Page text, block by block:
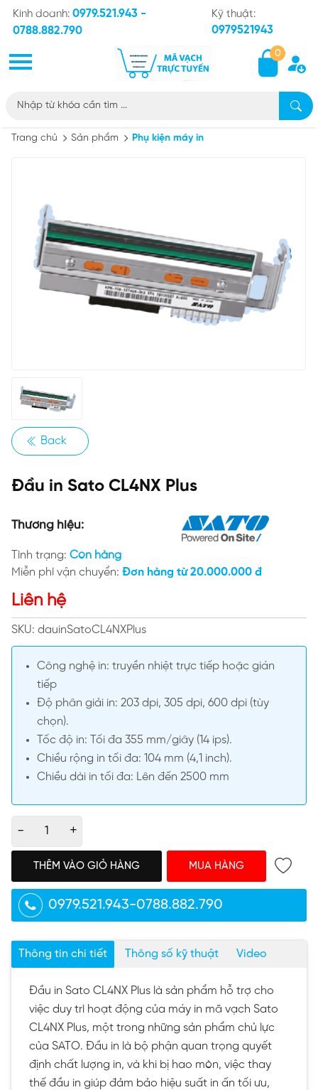
Kinh doanh: 0979.521.943 -
0788.882.790
Kỹ thuật:
0979521943
0
Trang chủ Sản phẩm Phụ kiện máy in
Back
Đầu in Sato CL4NX Plus
Thương hiệu:
Tình trạng:Còn hàng
Miễn phí vận chuyển:Đơn hàng từ 20.000.000 đ
Liên hệ
SKU: dauinSatoCL4NXPlus
Công nghệ in: truyền nhiệt trực tiếp hoặc gián
tiếp
Độ phân giải in: 203 dpi, 305 dpi, 600 dpi (tùy
chọn).
Tốc độ in: Tối đa 355 mm/giây (14 ips).
Chiều rộng in tối đa: 104 mm (4,1 inch).
Chiều dài in tối đa: Lên đến 2500 mm
- +
THÊM VÀO GIỎ HÀNG MUA HÀNG
0979.521.943-0788.882.790
Thông tin chi tiết Thông số kỹ thuật Video
Đầu in Sato CL4NX Plus là sản phẩm hỗ trợ cho
việc duy trì hoạt động của máy in mã vạch Sato
CL4NX Plus, một trong những sản phẩm chủ lực
của SATO. Đầu in là bộ phận quan trọng quyết
định chất lượng in, và khi bị hao mòn, việc thay
thế đầu in giúp đảm bảo hiệu suất in ấn tối ưu,